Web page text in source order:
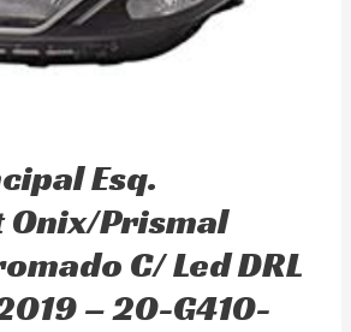
Esq.
Onix/Prismal
C/ Led DRL
– 20-G410-